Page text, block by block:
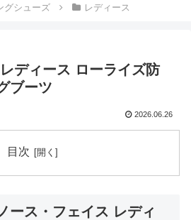
グシューズ レディース
ディース ローライズ防
ブーツ
2026.06.26
目次
ース・フェイス レディ